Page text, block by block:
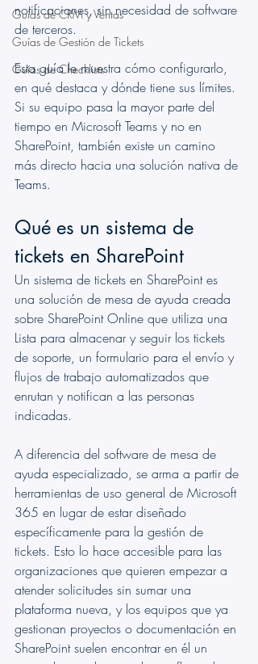
Guías de CRM y Ventas
Guías de Gestión de Tickets
Guías de Checklists
notificaciones, sin necesidad de software
de terceros.
Esta guía le muestra cómo configurarlo,
en qué destaca y dónde tiene sus límites.
Si su equipo pasa la mayor parte del
tiempo en Microsoft Teams y no en
SharePoint, también existe un camino
más directo hacia una solución nativa de
Teams.
Qué es un sistema de
tickets en SharePoint
Un sistema de tickets en SharePoint es
una solución de mesa de ayuda creada
sobre SharePoint Online que utiliza una
Lista para almacenar y seguir los tickets
de soporte, un formulario para el envío y
flujos de trabajo automatizados que
enrutan y notifican a las personas
indicadas.
A diferencia del software de mesa de
ayuda especializado, se arma a partir de
herramientas de uso general de Microsoft
365 en lugar de estar diseñado
específicamente para la gestión de
tickets. Esto lo hace accesible para las
organizaciones que quieren empezar a
atender solicitudes sin sumar una
plataforma nueva, y los equipos que ya
gestionan proyectos o documentación en
SharePoint suelen encontrar en él un